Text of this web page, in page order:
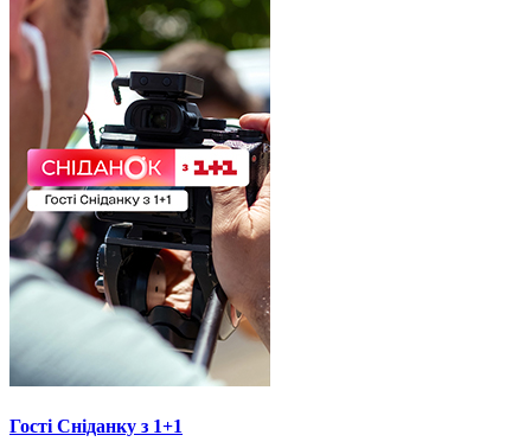
Гості Сніданку з 1+1